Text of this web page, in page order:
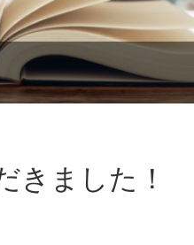
きました！